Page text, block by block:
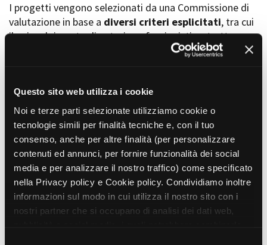
Questo sito web utilizza i cookie
Noi e terze parti selezionate utilizziamo cookie o
tecnologie simili per finalità tecniche e, con il tuo
consenso, anche per altre finalità (per personalizzare
contenuti ed annunci, per fornire funzionalità dei social
media e per analizzare il nostro traffico) come specificato
nella Privacy policy e Cookie policy. Condividiamo inoltre
informazioni sul modo in cui utilizza il nostro sito con i
nostri partner che si occupano di analisi dei dati web,
Amministrazione trasparente
Bandi e gare
Whistleblowing
I progetti vengono selezionati da una Commissione di
valutazione in base a diversi criteri esplicitati, tra cui
il coinvolgimento di autori, professionisti e strutture
torinesi e piemontesi, i co-finanziamenti e l’effettiva
diffusione attraverso molteplici canali (proiezioni in sala,
canali televisivi, homevideo, piattaforme web...).
Progetti in progress
Vedi 105 progetti in progress